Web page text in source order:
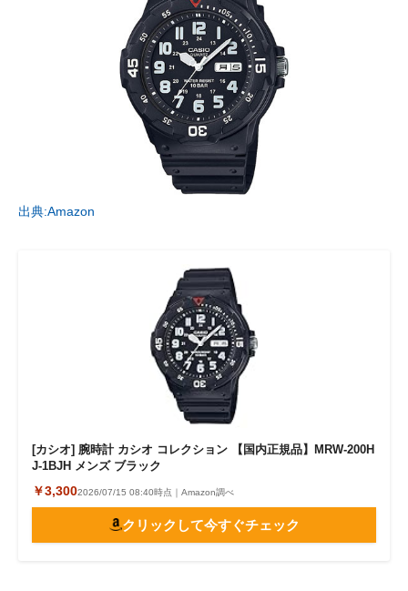
出典:Amazon
[カシオ] 腕時計 カシオ コレクション 【国内正規品】MRW-200H
J-1BJH メンズ ブラック
￥3,3002026/07/15 08:40時点｜Amazon調べ
クリックして今すぐチェック